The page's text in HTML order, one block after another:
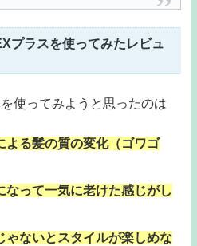
プラスを使ってみたレビュ
使ってみようと思ったのは
よる髪の質の変化（ゴワゴ
なって一気に老けた感じがし
ゃないとスタイルが楽しめな